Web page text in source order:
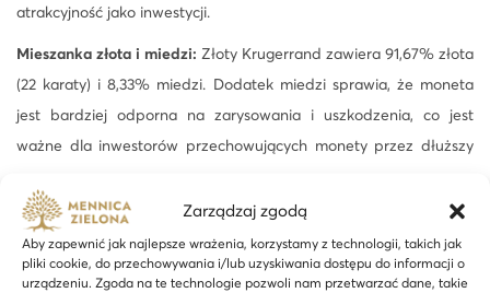
Zarządzaj zgodą
Aby zapewnić jak najlepsze wrażenia, korzystamy z technologii, takich jak
pliki cookie, do przechowywania i/lub uzyskiwania dostępu do informacji o
urządzeniu. Zgoda na te technologie pozwoli nam przetwarzać dane, takie
atrakcyjność jako inwestycji.
Mieszanka złota i miedzi: Złoty Krugerrand zawiera 91,67% złota
(22 karaty) i 8,33% miedzi. Dodatek miedzi sprawia, że moneta
jest bardziej odporna na zarysowania i uszkodzenia, co jest
ważne dla inwestorów przechowujących monety przez dłuższy
Różnorodność emisji:
Oprócz standardowej wersji Krugerranda,
istnieją także edycje proof, które są produkowane z większą
precyzją i w ograniczonych ilościach. Monety proof są często